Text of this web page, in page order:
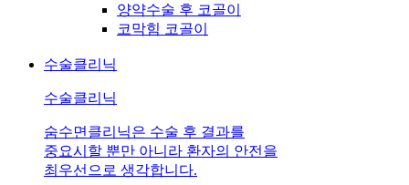
양약수술 후 코골이
코막힘 코골이
수술클리닉
수술클리닉
숨수면클리닉은 수술 후 결과를
중요시할 뿐만 아니라 환자의 안전을
최우선으로 생각합니다.